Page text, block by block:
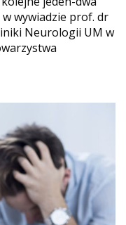
wywiadzie prof. dr
Neurologii UM w